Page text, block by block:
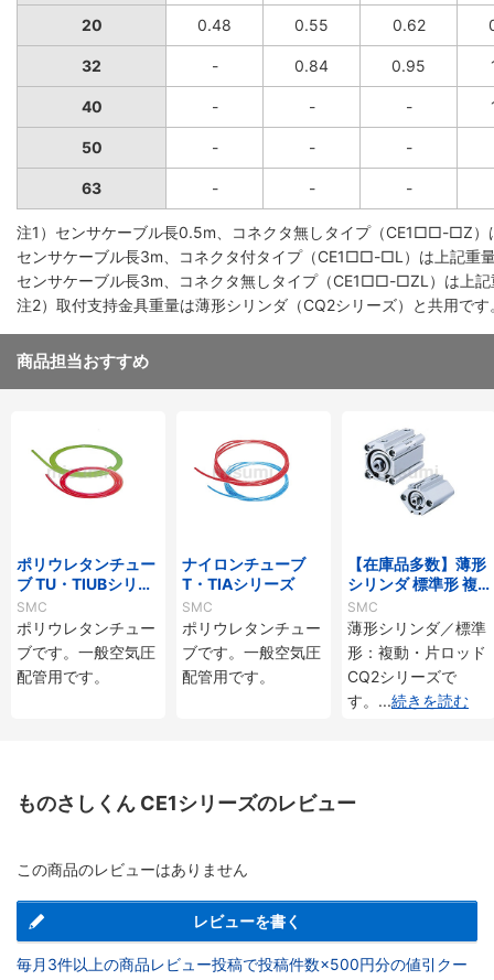
20 0.48 0.55 0.62
32 - 0.84 0.95
40 - - -
50 - - -
63 - - -
注1）センサケーブル長0.5m、コネクタ無しタイプ（CE1□□-□Z）
センサケーブル長3m、コネクタ付タイプ（CE1□□-□L）は上記重
センサケーブル長3m、コネクタ無しタイプ（CE1□□-□ZL）は上
注2）取付支持金具重量は薄形シリンダ（CQ2シリーズ）と共用です
商品担当おすすめ
ポリウレタンチュー
ブ TU・TIUBシリー
ズ
SMC
ポリウレタンチュー
ブです。一般空気圧
配管用です。
ナイロンチューブ
T・TIAシリーズ
SMC
ポリウレタンチュー
ブです。一般空気圧
配管用です。
【在庫品多数】薄形
シリンダ 標準形 複
動・片ロッド CQ2
シリーズ
SMC
薄形シリンダ／標準
形：複動・片ロッド
CQ2シリーズで
す。 ...続きを読む
ものさしくん CE1シリーズのレビュー
この商品のレビューはありません
レビューを書く
毎月3件以上の商品レビュー投稿で投稿件数×500円分の値引クー